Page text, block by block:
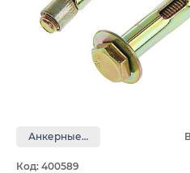
Анкерные болты
Код: 400589